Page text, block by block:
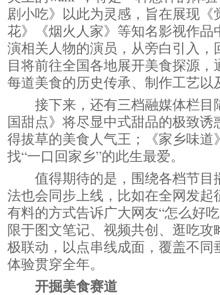
剧小吃》以此为灵感，旨在展现
花》《烟火人家》等知名影视作
演相关人物的演员，从旁白引入
目将前往全国各地展开美食探源
每道美食的历史传承、制作工艺
接下来，还有三档融媒体栏目
国甜点》将尽显中式甜品的极致
得拔草的美食人气王；《家乡味
找“一口回家乡”的此生最爱。
值得期待的是，围绕各档节目
法也会同步上线，比如在全网发
有料的方式告诉广大网友“怎么好
限于图文笔记、视频共创、逛吃
极联动，以点串线成面，覆盖不
体验贯穿全年。
开掘美食赛道